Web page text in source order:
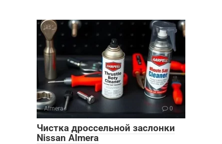
Almera 0
Чистка дроссельной заслонки
Nissan Almera